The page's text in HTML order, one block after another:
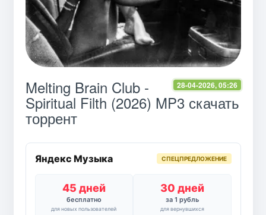
28-04-2026, 05:26
Melting Brain Club -
Spiritual Filth (2026) MP3 скачать
торрент
Яндекс Музыка СПЕЦПРЕДЛОЖЕНИЕ
45 дней
бесплатно
для новых пользователей
30 дней
за 1 рубль
для вернувшихся